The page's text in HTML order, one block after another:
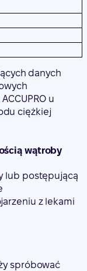
danych
u
ciężkiej
wątroby
lub postępującą
z lekami
spróbować